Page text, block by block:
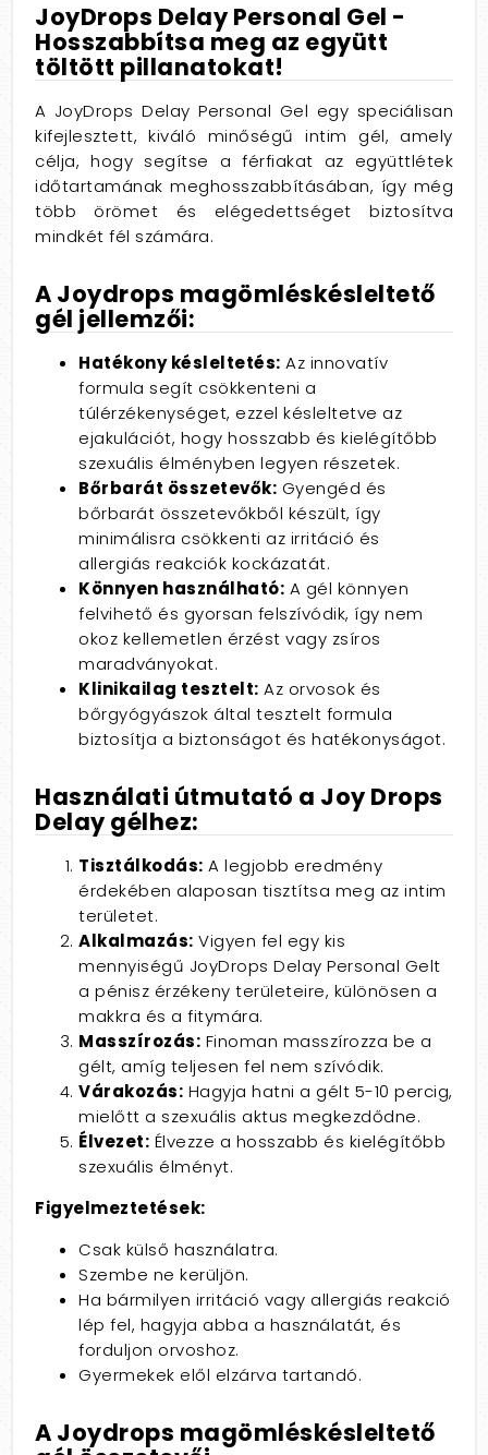
JoyDrops Delay Personal Gel -
Hosszabbítsa meg az együtt
töltött pillanatokat!
A JoyDrops Delay Personal Gel egy speciálisan
kifejlesztett, kiváló minőségű intim gél, amely
célja, hogy segítse a férfiakat az együttlétek
időtartamának meghosszabbításában, így még
több örömet és elégedettséget biztosítva
mindkét fél számára.
A Joydrops magömléskésleltető
gél jellemzői:
Hatékony késleltetés: Az innovatív
formula segít csökkenteni a
túlérzékenységet, ezzel késleltetve az
ejakulációt, hogy hosszabb és kielégítőbb
szexuális élményben legyen részetek.
Bőrbarát összetevők: Gyengéd és
bőrbarát összetevőkből készült, így
minimálisra csökkenti az irritáció és
allergiás reakciók kockázatát.
Könnyen használható: A gél könnyen
felvihető és gyorsan felszívódik, így nem
okoz kellemetlen érzést vagy zsíros
maradványokat.
Klinikailag tesztelt: Az orvosok és
bőrgyógyászok által tesztelt formula
biztosítja a biztonságot és hatékonyságot.
Használati útmutató a Joy Drops
Delay gélhez:
Tisztálkodás: A legjobb eredmény
érdekében alaposan tisztítsa meg az intim
területet.
Alkalmazás: Vigyen fel egy kis
mennyiségű JoyDrops Delay Personal Gelt
a pénisz érzékeny területeire, különösen a
makkra és a fitymára.
Masszírozás: Finoman masszírozza be a
gélt, amíg teljesen fel nem szívódik.
Várakozás: Hagyja hatni a gélt 5-10 percig,
mielőtt a szexuális aktus megkezdődne.
Élvezet: Élvezze a hosszabb és kielégítőbb
szexuális élményt.
Figyelmeztetések:
Csak külső használatra.
Szembe ne kerüljön.
Ha bármilyen irritáció vagy allergiás reakció
lép fel, hagyja abba a használatát, és
forduljon orvoshoz.
Gyermekek elől elzárva tartandó.
A Joydrops magömléskésleltető